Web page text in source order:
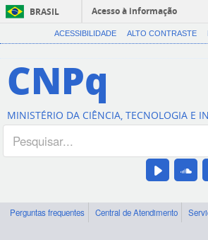
BRASIL
Acesso à informação
ACESSIBILIDADE ALTO CONTRASTE
CNPq
MINISTÉRIO DA CIÊNCIA, TECNOLOGIA E
Perguntas frequentes Central de Atendimento